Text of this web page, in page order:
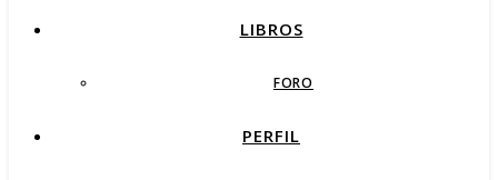
LIBROS
FORO
PERFIL